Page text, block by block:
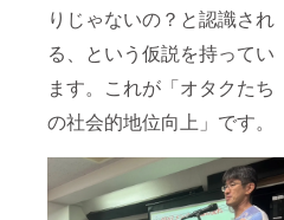
りじゃないの？と認識され
る、という仮説を持ってい
ます。これが「オタクたち
の社会的地位向上」です。